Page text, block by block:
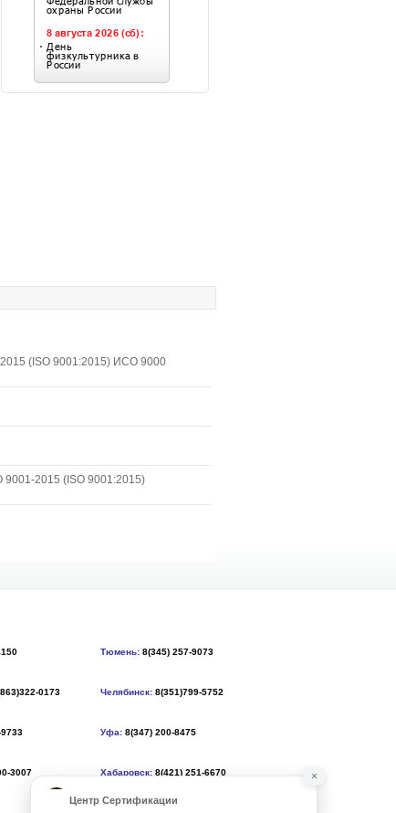
(ISO 9001:2015) ИСО 9000
2015 (ISO 9001:2015)
Тюмень: 8(345) 257-9073
0173 Челябинск: 8(351)799-5752
Уфа: 8(347) 200-8475
3007 Хабаровск: 8(421) 251-6670 ×
Центр Сертификации